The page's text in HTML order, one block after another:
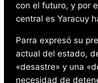
con el futuro, y por
central es Yaracuy
Parra expresó su
actual del estado,
«desastre» y una
necesidad de